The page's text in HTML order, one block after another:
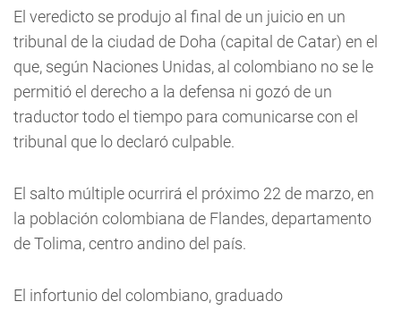
El veredicto se produjo al final de un juicio en un
tribunal de la ciudad de Doha (capital de Catar) en el
que, según Naciones Unidas, al colombiano no se le
permitió el derecho a la defensa ni gozó de un
traductor todo el tiempo para comunicarse con el
tribunal que lo declaró culpable.
El salto múltiple ocurrirá el próximo 22 de marzo, en
la población colombiana de Flandes, departamento
de Tolima, centro andino del país.
El infortunio del colombiano, graduado